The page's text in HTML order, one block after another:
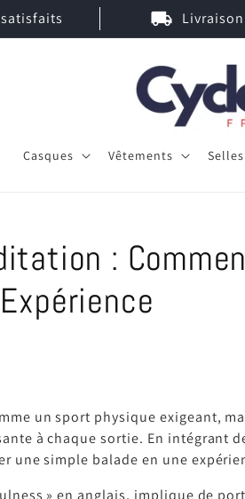
local_shipping
Casques Vêtements Selles
:
un sport physique exigeant,
à chaque sortie. En intégrant
une simple balade en une